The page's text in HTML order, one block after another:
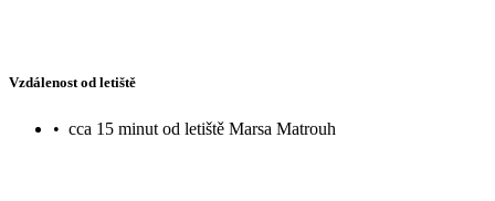
Vzdálenost od letiště
• cca 15 minut od letiště Marsa Matrouh